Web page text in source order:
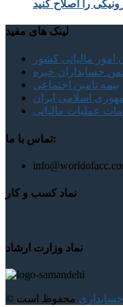
را اصلاح کنید
لینک های مفید
امور مالیاتی کشور
حسابداران خبره
بیمه تامین اجتماعی
اسلامی ایران
عملیات مالیاتی
تماس با ما:
نماد کسب و کار
نماد وزارت ارشاد
حسابداری